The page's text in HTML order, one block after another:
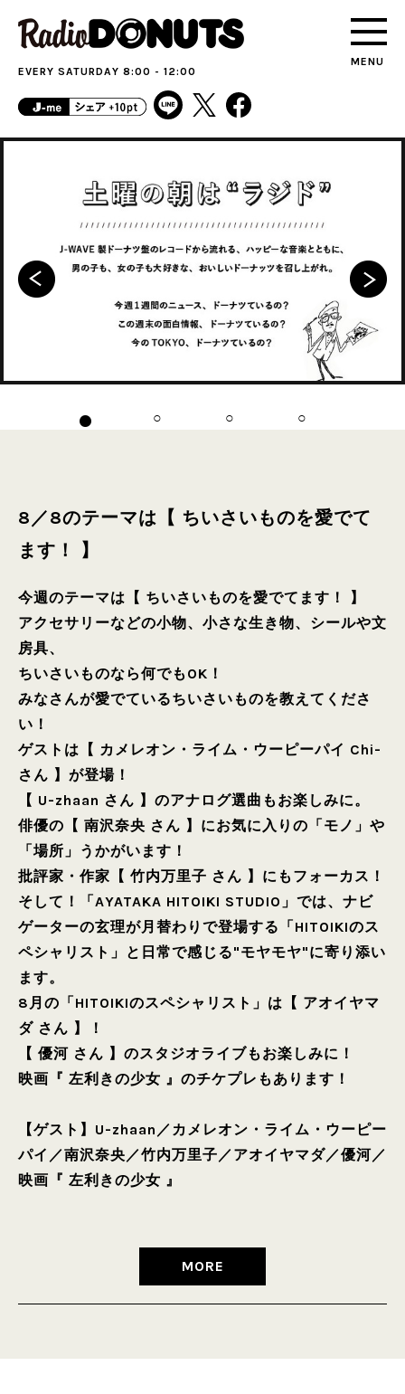
MENU
EVERY SATURDAY 8:00 - 12:00
8／8のテーマは【 ちいさいものを愛でて
ます！ 】
今週のテーマは【 ちいさいものを愛でてます！ 】
アクセサリーなどの小物、小さな生き物、シールや文
房具、
ちいさいものなら何でもOK！
みなさんが愛でているちいさいものを教えてくださ
い！
ゲストは【 カメレオン・ライム・ウーピーパイ Chi-
さん 】が登場！
【 U-zhaan さん 】のアナログ選曲もお楽しみに。
俳優の【 南沢奈央 さん 】にお気に入りの「モノ」や
「場所」うかがいます！
批評家・作家【 竹内万里子 さん 】にもフォーカス！
そして！「AYATAKA HITOIKI STUDIO」では、ナビ
ゲーターの玄理が月替わりで登場する「HITOIKIのス
ペシャリスト」と日常で感じる"モヤモヤ"に寄り添い
ます。
8月の「HITOIKIのスペシャリスト」は【 アオイヤマ
ダ さん 】！
【 優河 さん 】のスタジオライブもお楽しみに！
映画『 左利きの少女 』のチケプレもあります！
【ゲスト】 U-zhaan ／カメレオン・ライム・ウーピー
パイ ／南沢奈央／竹内万里子／アオイヤマダ／優河／
映画『 左利きの少女 』
MORE